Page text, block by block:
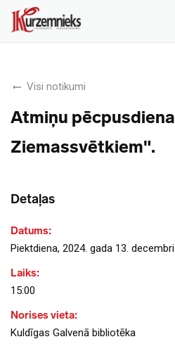
Visi notikumi
Atmiņu
Ziemassvētkiem".
Detaļas
Datums:
Piektdiena, 2024. gada 13.
Laiks:
15:00
Norises vieta:
Kuldīgas Galvenā bibliotēka